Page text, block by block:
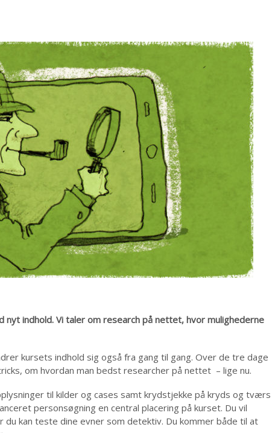
indhold. Vi taler om research på nettet, hvor mulighederne
kursets indhold sig også fra gang til gang. Over de tre dage
om hvordan man bedst researcher på nettet – lige nu.
til kilder og cases samt krydstjekke på kryds og tværs
personsøgning en central placering på kurset. Du vil
kan teste dine evner som detektiv. Du kommer både til at